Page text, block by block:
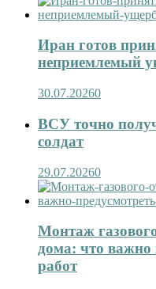
Иран готов
неприемлемый
30.07.20260
ВСУ точно
солдат
29.07.20260
Монтаж
дома: что важно
работ